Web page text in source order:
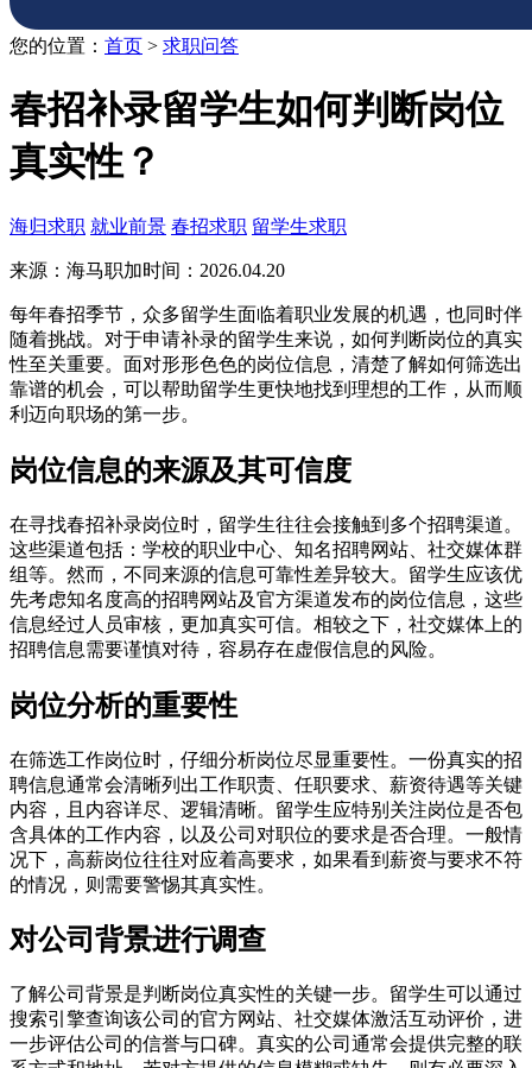
您的位置： 首页 > 求职问答
春招补录留学生如何判断岗位
真实性？
海归求职 就业前景 春招求职 留学生求职
来源：海马职加时间：2026.04.20
每年春招季节，众多留学生面临着职业发展的机遇，也同时伴
随着挑战。对于申请补录的留学生来说，如何判断岗位的真实
性至关重要。面对形形色色的岗位信息，清楚了解如何筛选出
靠谱的机会，可以帮助留学生更快地找到理想的工作，从而顺
利迈向职场的第一步。
岗位信息的来源及其可信度
在寻找春招补录岗位时，留学生往往会接触到多个招聘渠道。
这些渠道包括：学校的职业中心、知名招聘网站、社交媒体群
组等。然而，不同来源的信息可靠性差异较大。留学生应该优
先考虑知名度高的招聘网站及官方渠道发布的岗位信息，这些
信息经过人员审核，更加真实可信。相较之下，社交媒体上的
招聘信息需要谨慎对待，容易存在虚假信息的风险。
岗位分析的重要性
在筛选工作岗位时，仔细分析岗位尽显重要性。一份真实的招
聘信息通常会清晰列出工作职责、任职要求、薪资待遇等关键
内容，且内容详尽、逻辑清晰。留学生应特别关注岗位是否包
含具体的工作内容，以及公司对职位的要求是否合理。一般情
况下，高薪岗位往往对应着高要求，如果看到薪资与要求不符
的情况，则需要警惕其真实性。
对公司背景进行调查
了解公司背景是判断岗位真实性的关键一步。留学生可以通过
搜索引擎查询该公司的官方网站、社交媒体激活互动评价，进
一步评估公司的信誉与口碑。真实的公司通常会提供完整的联